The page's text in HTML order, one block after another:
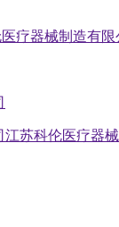
疗器械制造有限
苏科伦医疗器